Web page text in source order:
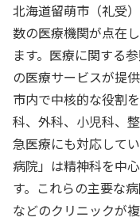
北海道留萌市（礼受
数の医療機関が点在
ます。医療に関する
の医療サービスが提
市内で中核的な役割
科、外科、小児科、
急医療にも対応して
病院」は精神科を中
す。これらの主要な
などのクリニックが